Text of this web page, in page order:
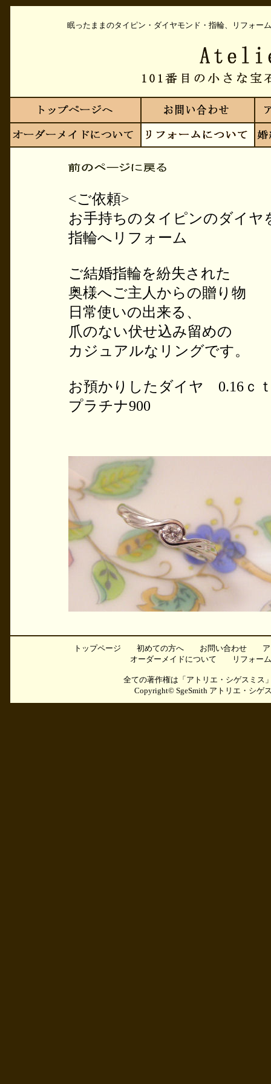
眠ったままのタイピン・ダイヤモンド・指輪、リフォー
<ご依頼>
お手持ちのタイピンのダイヤ
指輪へリフォーム
ご結婚指輪を紛失された
奥様へご主人からの贈り物
日常使いの出来る、
爪のない伏せ込み留めの
カジュアルなリングです。
お預かりしたダイヤ 0.16ｃ
プラチナ900
トップページ 初めての方へ お問い合わせ
オーダーメイドについて
リフォー
全ての著作権は「アトリエ・シゲスミス
Copyright© SgeSmith アトリエ・シ